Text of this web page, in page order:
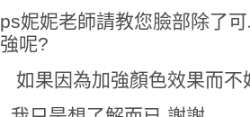
ps妮妮老師請教您臉部除了
強呢?
如果因為加強顏色效果而不